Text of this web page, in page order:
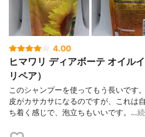
4.00
ヒマワリ ディアボーテ オイル
リペア）
このシャンプーを使ってもう長いです
皮がカサカサになるのですが、これは
ち着く感じで、泡立ちもいいです。…